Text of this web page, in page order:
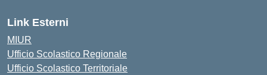
Link Esterni
MIUR
Ufficio Scolastico Regionale
Ufficio Scolastico Territoriale